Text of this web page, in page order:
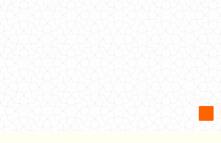
Стильне зимове пальто жіноче великого розміру з кишенями
1410.00грн.